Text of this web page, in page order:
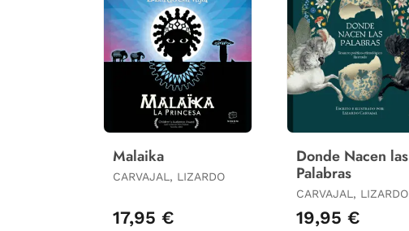
Malaika
CARVAJAL, LIZARDO
17,95 €
Donde Nacen las
Palabras
CARVAJAL, LIZARDO
19,95 €